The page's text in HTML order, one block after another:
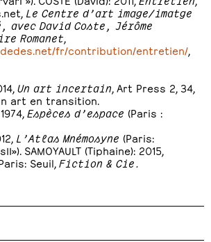
Le Centre d’art image/imatge
David Coste, Jérôme
Romanet
fr/contribution/entretien/
Un art incertain , Art Press 2, 34,
art en transition.
Espèces d’espace (Paris :
L’Atlas Mnémosyne (Paris:
SAMOYAULT (Tiphaine): 2015,
Seuil, Fiction & Cie.